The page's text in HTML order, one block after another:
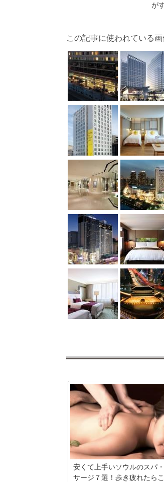
が
この記事に使われている画
安くて上手いソウルのスパ
サージ７選！歩き疲れたらこ